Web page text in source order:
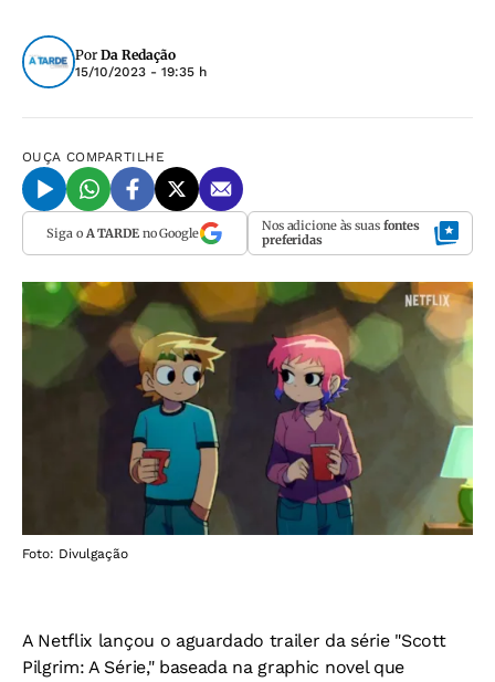
Por Da Redação
15/10/2023 - 19:35 h
OUÇA COMPARTILHE
Siga o A TARDEno Google Nos adicione às suas fontes
preferidas
Foto: Divulgação
A Netflix lançou o aguardado trailer da série "Scott
Pilgrim: A Série," baseada na graphic novel que